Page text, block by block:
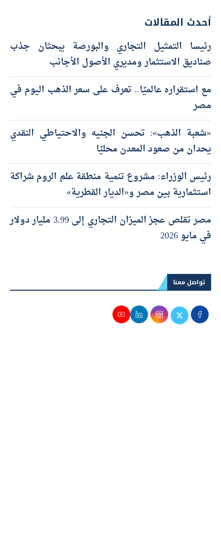
أحدث المقالات
رئيسا التمثيل التجاري والبورصة يبحثان جذب
صناديق الاستثمار ومديري الأصول الأجانب
مع استقراره عالميًا.. تعرف على سعر الذهب اليوم في
مصر
«شعبة الذهب»: تحسن الجنيه والاحتياطي النقدي
يحدان من صعود المعدن محليًا
رئيس الوزراء: مشروع تنمية منطقة علم الروم شراكة
استثمارية بين مصر و«الديار القطرية»
مصر تقلص عجز الميزان التجاري إلى 3.99 مليار دولار
في مايو 2026
تواصل معنا